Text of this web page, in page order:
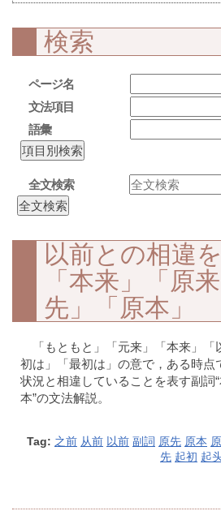
検索
ページ名
文法項目
語彙
全文検索
以前との相違
「本来」「原
先」「原本」
「もともと」「元来」「本来」
初は」「最初は」の意で，ある時点
状況と相違していることを表す副詞“
本”の文法解説。
Tag: 之前 从前 以前 副詞 原先 原本
先 起初 起